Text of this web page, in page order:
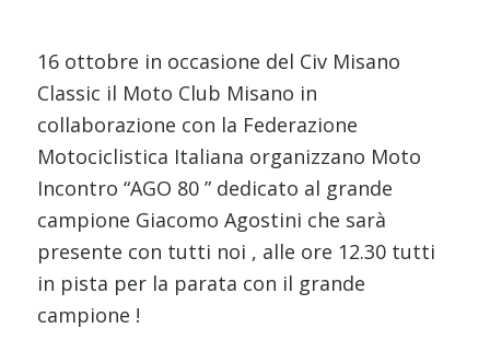
16 ottobre in occasione del Civ Misano
Classic il Moto Club Misano in
collaborazione con la Federazione
Motociclistica Italiana organizzano Moto
Incontro “AGO 80 ” dedicato al grande
campione Giacomo Agostini che sarà
presente con tutti noi , alle ore 12.30 tutti
in pista per la parata con il grande
campione !